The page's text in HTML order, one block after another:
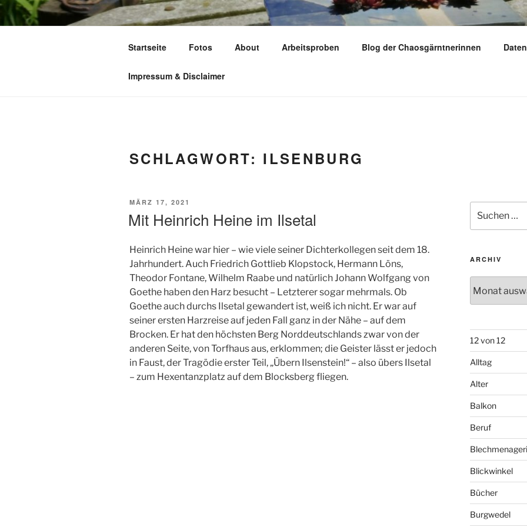
Zum
Inhalt
TIME TO FLY
Startseite Fotos About Arbeitsproben Blog der Chaosgärntnerinnen
Impressum & Disclaimer
SCHLAGWORT: ILSENBURG
VERÖFFENTLICHT
MÄRZ 17, 2021
Mit Heinrich Heine im Ilsetal
Heinrich Heine war hier – wie viele seiner Dichterkollegen seit dem 18.
Jahrhundert. Auch Friedrich Gottlieb Klopstock, Hermann Löns,
Theodor Fontane, Wilhelm Raabe und natürlich Johann Wolfgang von
Goethe haben den Harz besucht – Letzterer sogar mehrmals. Ob
Goethe auch durchs Ilsetal gewandert ist, weiß ich nicht. Er war auf
seiner ersten Harzreise auf jeden Fall ganz in der Nähe – auf dem
Brocken. Er hat den höchsten Berg Norddeutschlands zwar von der
anderen Seite, von Torfhaus aus, erklommen; die Geister lässt er jedoch
in Faust, der Tragödie erster Teil, „Übern Ilsenstein!“ – also übers Ilsetal
– zum Hexentanzplatz auf dem Blocksberg fliegen.
nach:
ARCHIV
12 von 12
Alltag
Alter
Balkon
Beruf
Blickwinkel
Bücher
Burgwedel